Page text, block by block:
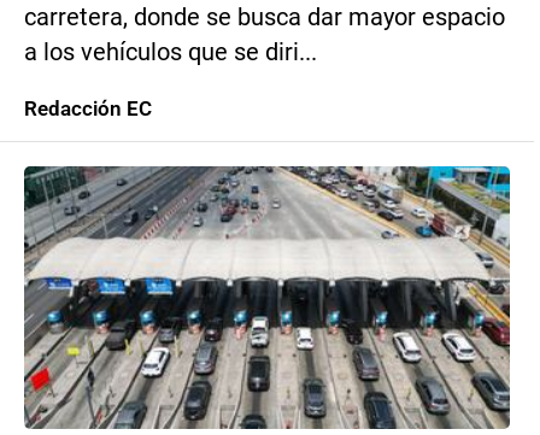
carretera, donde se busca dar mayor espacio
a los vehículos que se diri...
Redacción EC